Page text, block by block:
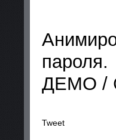
пароля.
ДЕМО /
Tweet